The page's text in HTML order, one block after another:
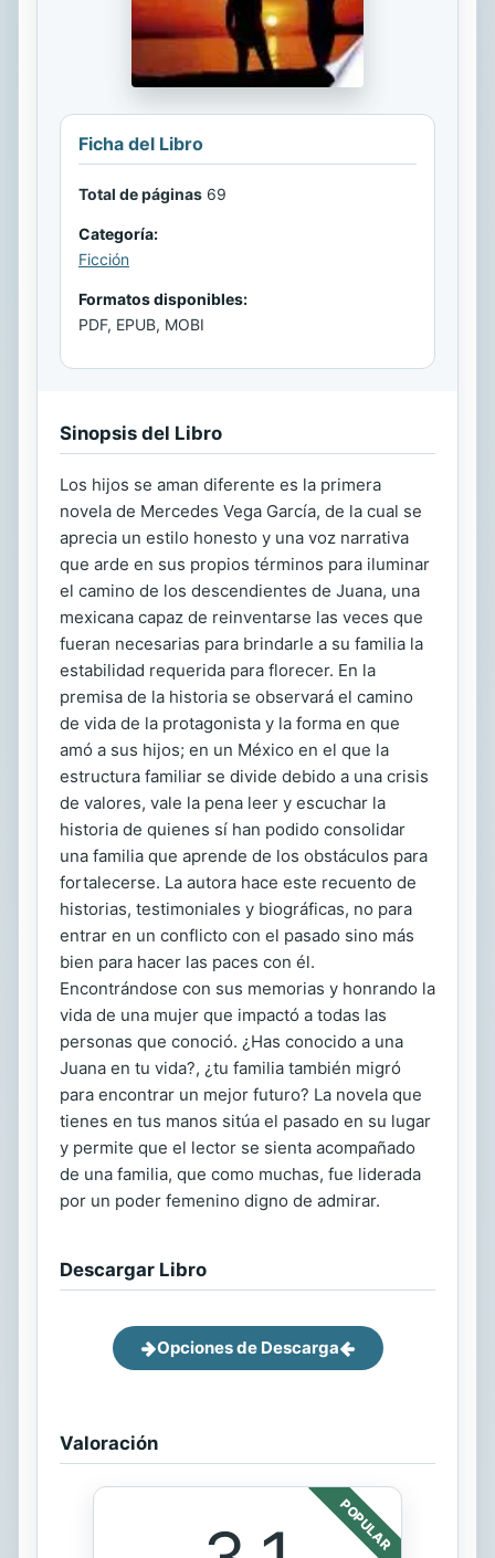
Ficha del Libro
Total de páginas 69
Categoría:
Ficción
Formatos disponibles:
PDF, EPUB, MOBI
Sinopsis del Libro
Los hijos se aman diferente es la primera
novela de Mercedes Vega García, de la cual se
aprecia un estilo honesto y una voz narrativa
que arde en sus propios términos para iluminar
el camino de los descendientes de Juana, una
mexicana capaz de reinventarse las veces que
fueran necesarias para brindarle a su familia la
estabilidad requerida para florecer. En la
premisa de la historia se observará el camino
de vida de la protagonista y la forma en que
amó a sus hijos; en un México en el que la
estructura familiar se divide debido a una crisis
de valores, vale la pena leer y escuchar la
historia de quienes sí han podido consolidar
una familia que aprende de los obstáculos para
fortalecerse. La autora hace este recuento de
historias, testimoniales y biográficas, no para
entrar en un conflicto con el pasado sino más
bien para hacer las paces con él.
Encontrándose con sus memorias y honrando la
vida de una mujer que impactó a todas las
personas que conoció. ¿Has conocido a una
Juana en tu vida?, ¿tu familia también migró
para encontrar un mejor futuro? La novela que
tienes en tus manos sitúa el pasado en su lugar
y permite que el lector se sienta acompañado
de una familia, que como muchas, fue liderada
por un poder femenino digno de admirar.
Descargar Libro
Opciones de Descarga
Valoración
POPULAR